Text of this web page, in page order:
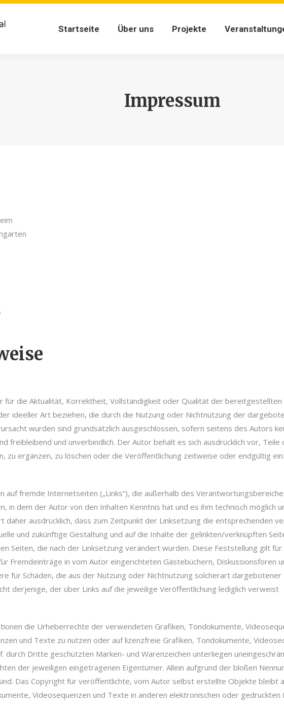
Startseite Über uns Projekte
Impressum
für die Aktualität, Korrektheit, Vollständigkeit oder Qualität der
ideeller Art beziehen, die durch die Nutzung oder Nichtnutzung der
wurden sind grundsätzlich ausgeschlossen, sofern seitens des Autors
freibleibend und unverbindlich. Der Autor behält es sich ausdrücklich vor,
zu ergänzen, zu löschen oder die Veröffentlichung zeitweise oder endgültig
auf fremde Internetseiten („Links“), die außerhalb des
in dem der Autor von den Inhalten Kenntnis hat und es ihm technisch
daher ausdrücklich, dass zum Zeitpunkt der Linksetzung die entsprechenden
und zukünftige Gestaltung und auf die Inhalte der gelinkten/verknüpften
Seiten, die nach der Linksetzung verändert wurden. Diese Feststellung gilt
Fremdeinträge in vom Autor eingerichteten Gästebüchern, Diskussionsforen
für Schäden, die aus der Nutzung oder Nichtnutzung solcherart
derjenige, der über Links auf die jeweilige Veröffentlichung lediglich verweist
die Urheberrechte der verwendeten Grafiken, Tondokumente,
und Texte zu nutzen oder auf lizenzfreie Grafiken, Tondokumente,
Dritte geschützten Marken- und Warenzeichen unterliegen
der jeweiligen eingetragenen Eigentümer. Allein aufgrund der bloßen
Das Copyright für veröffentlichte, vom Autor selbst erstellte Objekte bleibt
Videosequenzen und Texte in anderen elektronischen oder
Startseite Über uns Projekte